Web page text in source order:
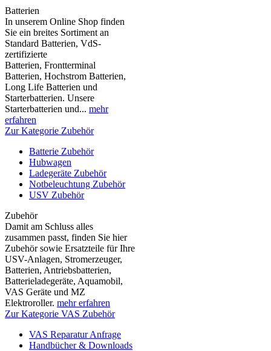
Batterien
In unserem Online Shop finden
Sie ein breites Sortiment an
Standard Batterien, VdS-
zertifizierte
Batterien, Frontterminal
Batterien, Hochstrom Batterien,
Long Life Batterien und
Starterbatterien. Unsere
Starterbatterien und... mehr
erfahren
Zur Kategorie Zubehör
Batterie Zubehör
Hubwagen
Ladegeräte Zubehör
Notbeleuchtung Zubehör
USV Zubehör
Zubehör
Damit am Schluss alles
zusammen passt, finden Sie hier
Zubehör sowie Ersatzteile für Ihre
USV-Anlagen, Stromerzeuger,
Batterien, Antriebsbatterien,
Batterieladegeräte, Aquamobil,
VAS Geräte und MZ
Elektroroller. mehr erfahren
Zur Kategorie VAS Zubehör
VAS Reparatur Anfrage
Handbücher & Downloads